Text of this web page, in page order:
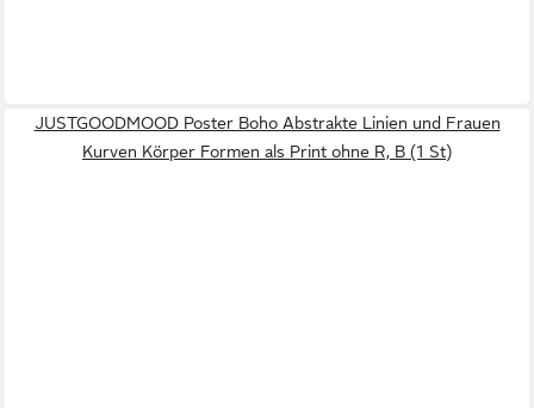
JUSTGOODMOOD Poster Boho Abstrakte Linien und Frauen
Kurven Körper Formen als Print ohne R, B (1 St)